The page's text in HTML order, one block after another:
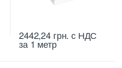
2442,24 грн. с НДС
за 1 метр